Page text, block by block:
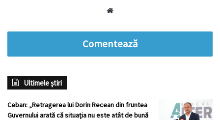
Comentează
Ultimele știri
Ceban: „Retragerea lui Dorin Recean din fruntea
Guvernului arată că situația nu este atât de bună